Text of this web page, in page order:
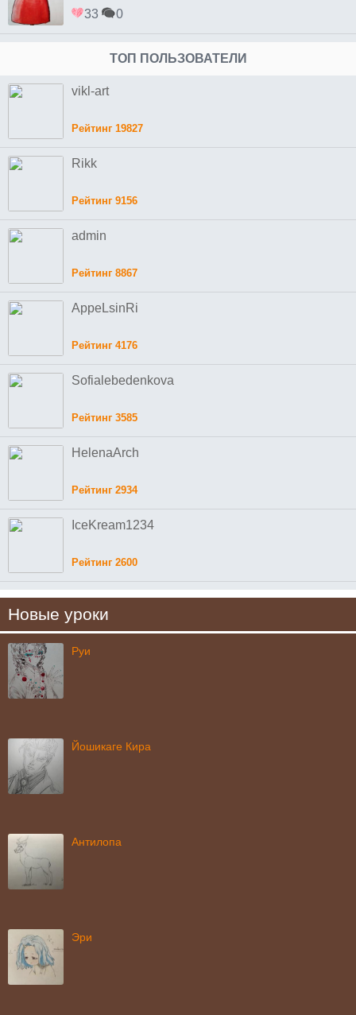
33 0
ТОП ПОЛЬЗОВАТЕЛИ
vikl-art
Рейтинг 19827
Rikk
Рейтинг 9156
admin
Рейтинг 8867
AppeLsinRi
Рейтинг 4176
Sofialebedenkova
Рейтинг 3585
HelenaArch
Рейтинг 2934
IceKream1234
Рейтинг 2600
Новые уроки
Руи
Йошикаге Кира
Антилопа
Эри